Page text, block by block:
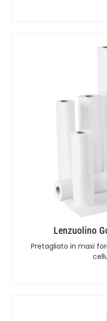
Lenzuolino
Pretagliato in maxi